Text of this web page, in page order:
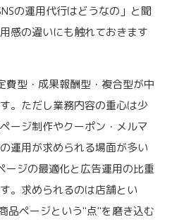
の運用代行はどうなの」と聞
感の違いにも触れておきます
費型・成果報酬型・複合型が中
。ただし業務内容の重心は少
ージ制作やクーポン・メルマ
運用が求められる場面が多い
ージの最適化と広告運用の比重
。求められるのは店舗とい
品ページという"点"を磨き込む